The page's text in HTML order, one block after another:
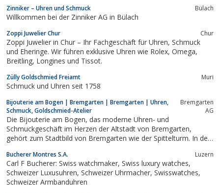
Zinniker – Uhren und Schmuck Bülach
Willkommen bei der Zinniker AG in Bülach
Zoppi Juwelier Chur Chur
Zoppi Juwelier in Chur – Ihr Fachgeschäft für Uhren, Schmuck
und Eheringe. Wir führen exklusive Uhren wie Rolex, Omega,
Breitling, Longines und Tissot.
Zülly Goldschmied Freiamt Muri
Schmuck und Uhren seit 1758
Bijouterie am Bogen | Bremgarten | Bremgarten | Uhren,
Schmuck, Goldschmied-Atelier
Bremgarten
AG
Die Bijouterie am Bogen, das moderne Uhren- und
Schmuckgeschäft im Herzen der Altstadt von Bremgarten,
gehört zum Stadtbild von Bremgarten wie der Spittelturm. In den
aber eines hat sich nie verändert: die Leistung! Und das soll und
wird auch in Zukunft so bleiben....
Bucherer Montres S.A. Luzern
Carl F Bucherer: Swiss watchmaker, Swiss luxury watches,
Schweizer Luxusuhren, Schweizer Uhrmacher, Swisswatches,
Schweizer Armbanduhren